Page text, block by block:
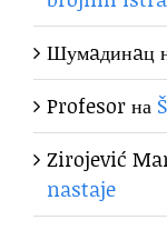
Шумaдинaц
Profesorна
Zirojević
nastaje